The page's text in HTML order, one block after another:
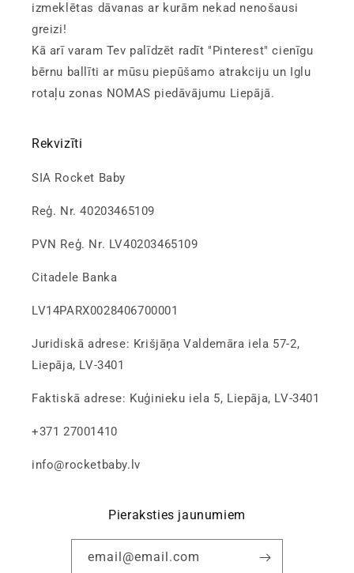
izmeklētas dāvanas ar kurām nekad nenošausi
greizi!
Kā arī varam Tev palīdzēt radīt "Pinterest" cienīgu
bērnu ballīti ar mūsu piepūšamo atrakciju un Iglu
rotaļu zonas NOMAS piedāvājumu Liepājā.
Rekvizīti
SIA Rocket Baby
Reģ. Nr. 40203465109
PVN Reģ. Nr. LV40203465109
Citadele Banka
LV14PARX0028406700001
Juridiskā adrese: Krišjāņa Valdemāra iela 57-2,
Liepāja, LV-3401
Faktiskā adrese: Kuģinieku iela 5, Liepāja, LV-3401
+371 27001410
info@rocketbaby.lv
Pieraksties jaunumiem
email@email.com